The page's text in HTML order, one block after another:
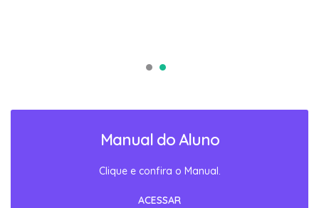
Manual do Aluno
Clique e confira o Manual.
ACESSAR